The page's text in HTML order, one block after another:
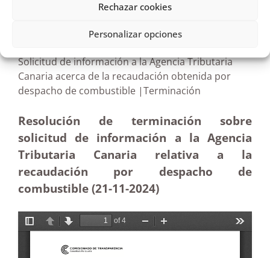
Rechazar cookies
Personalizar opciones
Solicitud de información a la Agencia Tributaria
Canaria acerca de la recaudación obtenida por
despacho de combustible |Terminación
Resolución de terminación sobre
solicitud de información a la Agencia
Tributaria Canaria relativa a la
recaudación por despacho de
combustible (21-11-2024)